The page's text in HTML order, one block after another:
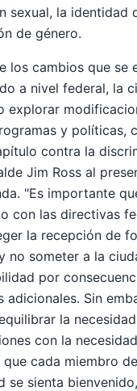
sexual, la identidad
de género.
los cambios que se
a nivel federal, la
explorar
y políticas,
contra la
Jim Ross al
"Es importante
con las directivas
la recepción de
no someter a la
por
adicionales. Sin
la
con la
cada miembro
se sienta